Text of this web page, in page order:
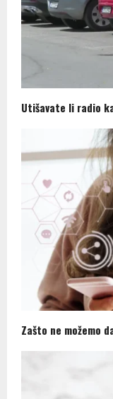
Utišavate li radio
Zašto ne možemo